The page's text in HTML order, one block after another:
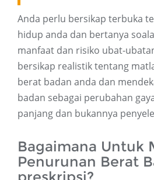
Anda perlu bersikap terbuka
hidup anda dan bertanya
manfaat dan risiko ubat-
bersikap realistik tentang
berat badan anda dan
badan sebagai perubahan
panjang dan bukannya
Bagaimana Untuk
Penurunan Berat